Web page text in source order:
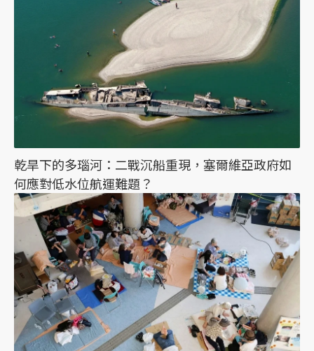
乾旱下的多瑙河：二戰沉船重現，塞爾維亞政府如
何應對低水位航運難題？